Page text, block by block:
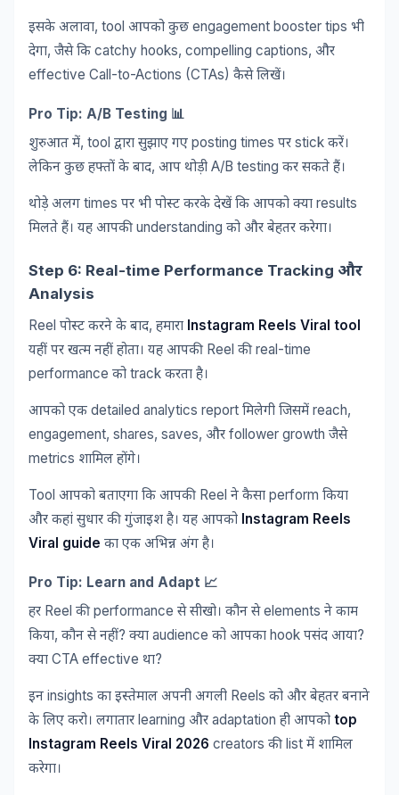
इसके अलावा, tool आपको कुछ engagement booster tips भी
देगा, जैसे कि catchy hooks, compelling captions, और
effective Call-to-Actions (CTAs) कैसे लिखें।
Pro Tip: A/B Testing 📊
शुरुआत में, tool द्वारा सुझाए गए posting times पर stick करें।
लेकिन कुछ हफ्तों के बाद, आप थोड़ी A/B testing कर सकते हैं।
थोड़े अलग times पर भी पोस्ट करके देखें कि आपको क्या results
मिलते हैं। यह आपकी understanding को और बेहतर करेगा।
Step 6: Real-time Performance Tracking और
Analysis
Reel पोस्ट करने के बाद, हमारा Instagram Reels Viral tool
यहीं पर खत्म नहीं होता। यह आपकी Reel की real-time
performance को track करता है।
आपको एक detailed analytics report मिलेगी जिसमें reach,
engagement, shares, saves, और follower growth जैसे
metrics शामिल होंगे।
Tool आपको बताएगा कि आपकी Reel ने कैसा perform किया
और कहां सुधार की गुंजाइश है। यह आपको Instagram Reels
Viral guide का एक अभिन्न अंग है।
Pro Tip: Learn and Adapt 📈
हर Reel की performance से सीखो। कौन सेelements ने काम
किया, कौन से नहीं? क्या audience को आपका hook पसंद आया?
क्या CTA effective था?
इन insights का इस्तेमाल अपनी अगली Reels को और बेहतर बनाने
के लिए करो। लगातार learning और adaptation ही आपको top
Instagram Reels Viral 2026 creators की list में शामिल
करेगा।